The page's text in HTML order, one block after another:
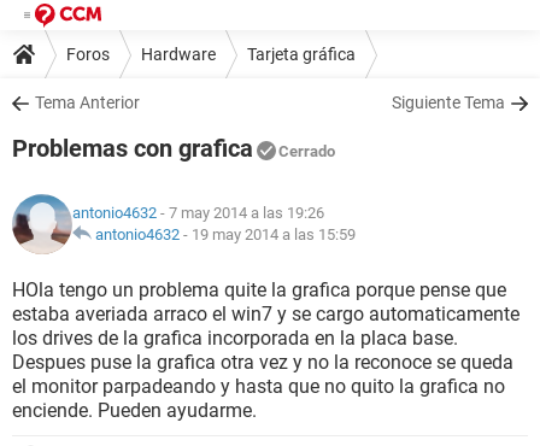
Foros Hardware Tarjeta gráfica
Tema Anterior Siguiente Tema
Problemas con grafica Cerrado
antonio4632 - 7 may 2014 a las 19:26
antonio4632 - 19 may 2014 a las 15:59
HOla tengo un problema quite la grafica porque pense que
estaba averiada arraco el win7 y se cargo automaticamente
los drives de la grafica incorporada en la placa base.
Despues puse la grafica otra vez y no la reconoce se queda
el monitor parpadeando y hasta que no quito la grafica no
enciende. Pueden ayudarme.